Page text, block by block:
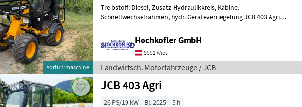
Vorführmaschine
Treibstoff: Diesel, Zusatz-Hydraulikkreis, Kabine,
Schnellwechselrahmen, hydr. Geräteverriegelung JCB 403 Agri
Hochkofler GmbH
8551 Wies
Landwirtsch. Motorfahrzeuge / JCB
JCB 403 Agri
26 PS/19 kW Bj. 2025 5 h